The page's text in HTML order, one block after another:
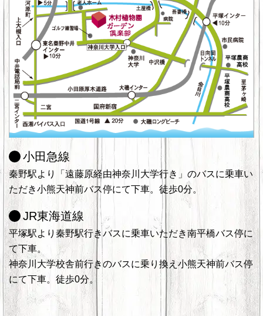
小田急線
秦野駅より「遠藤原経由神奈川大学行き」のバスに乗車い
ただき小熊天神前バス停にて下車。徒歩0分。
JR東海道線
平塚駅より秦野駅行きバスに乗車いただき南平橋バス停に
て下車。
神奈川大学校舎前行きのバスに乗り換え小熊天神前バス停
にて下車。徒歩0分。